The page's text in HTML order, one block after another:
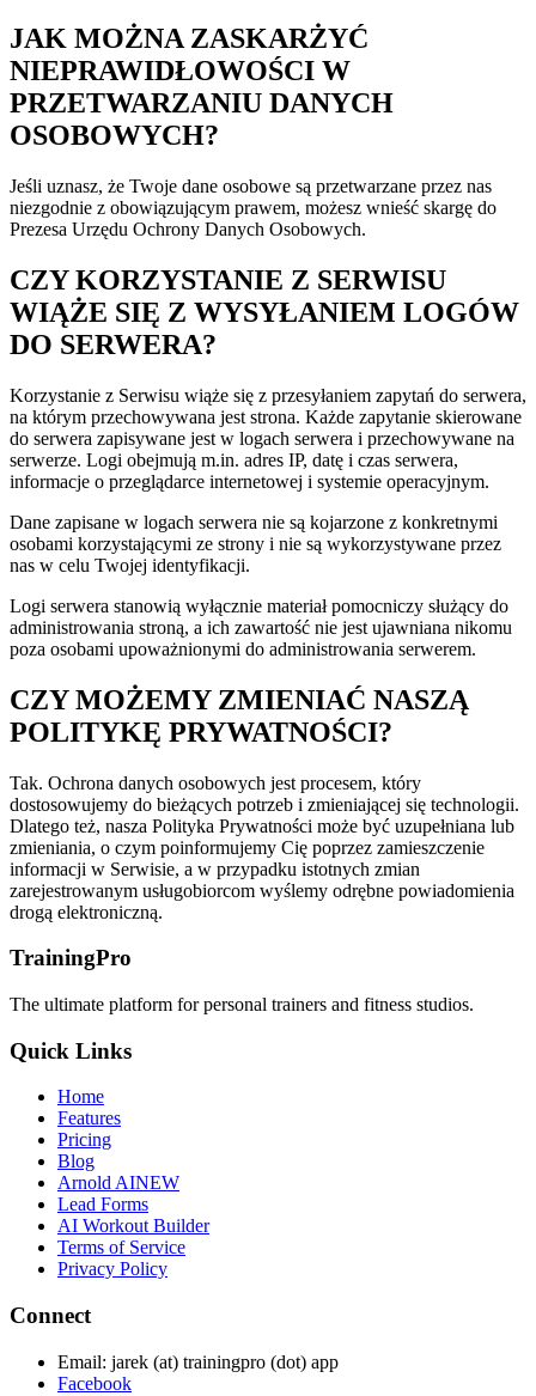
JAK MOŻNA ZASKARŻYĆ
NIEPRAWIDŁOWOŚCI W
PRZETWARZANIU DANYCH
OSOBOWYCH?
Jeśli uznasz, że Twoje dane osobowe są przetwarzane przez nas
niezgodnie z obowiązującym prawem, możesz wnieść skargę do
Prezesa Urzędu Ochrony Danych Osobowych.
CZY KORZYSTANIE Z SERWISU
WIĄŻE SIĘ Z WYSYŁANIEM LOGÓW
DO SERWERA?
Korzystanie z Serwisu wiąże się z przesyłaniem zapytań do serwera,
na którym przechowywana jest strona. Każde zapytanie skierowane
do serwera zapisywane jest w logach serwera i przechowywane na
serwerze. Logi obejmują m.in. adres IP, datę i czas serwera,
informacje o przeglądarce internetowej i systemie operacyjnym.
Dane zapisane w logach serwera nie są kojarzone z konkretnymi
osobami korzystającymi ze strony i nie są wykorzystywane przez
nas w celu Twojej identyfikacji.
Logi serwera stanowią wyłącznie materiał pomocniczy służący do
administrowania stroną, a ich zawartość nie jest ujawniana nikomu
poza osobami upoważnionymi do administrowania serwerem.
CZY MOŻEMY ZMIENIAĆ NASZĄ
POLITYKĘ PRYWATNOŚCI?
Tak. Ochrona danych osobowych jest procesem, który
dostosowujemy do bieżących potrzeb i zmieniającej się technologii.
Dlatego też, nasza Polityka Prywatności może być uzupełniana lub
zmieniania, o czym poinformujemy Cię poprzez zamieszczenie
informacji w Serwisie, a w przypadku istotnych zmian
zarejestrowanym usługobiorcom wyślemy odrębne powiadomienia
drogą elektroniczną.
TrainingPro
The ultimate platform for personal trainers and fitness studios.
Quick Links
Home
Features
Pricing
Blog
Arnold AINEW
Lead Forms
AI Workout Builder
Terms of Service
Privacy Policy
Connect
Email: jarek (at) trainingpro (dot) app
Facebook